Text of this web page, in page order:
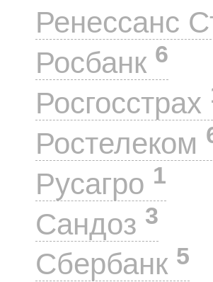
Ренессанс
Росбанк 6
Росгосстрах
Ростелеком
Русагро 1
Сандоз 3
Сбербанк 5